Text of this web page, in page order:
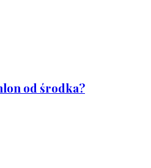
od środka?